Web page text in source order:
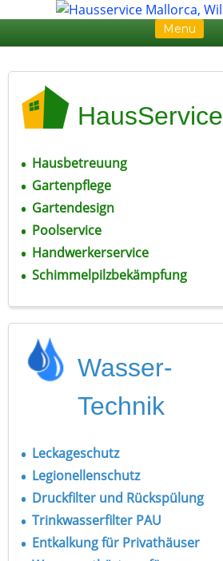
Menu
Skip to content
HausService
Hausbetreuung
Gartenpflege
Gartendesign
Poolservice
Handwerkerservice
Schimmelpilzbekämpfung
Wasser-
Technik
Leckageschutz
Legionellenschutz
Druckfilter und Rückspülung
Trinkwasserfilter PAU
Entkalkung für Privathäuser